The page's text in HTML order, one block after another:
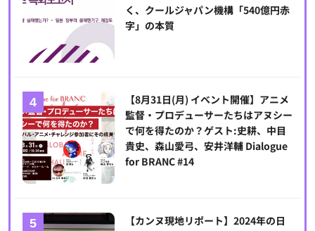
く、クールジャパン機構「540億円赤
字」の本質
【8月31日(月) イベント開催】アニメ
監督・プロデューサーたちはアヌシー
で何を得たのか？ゲスト:史耕、中目
貴史、森山愛弓、安井洋輔 Dialogue
for BRANC #14
【カンヌ現地リポート】2024年の日